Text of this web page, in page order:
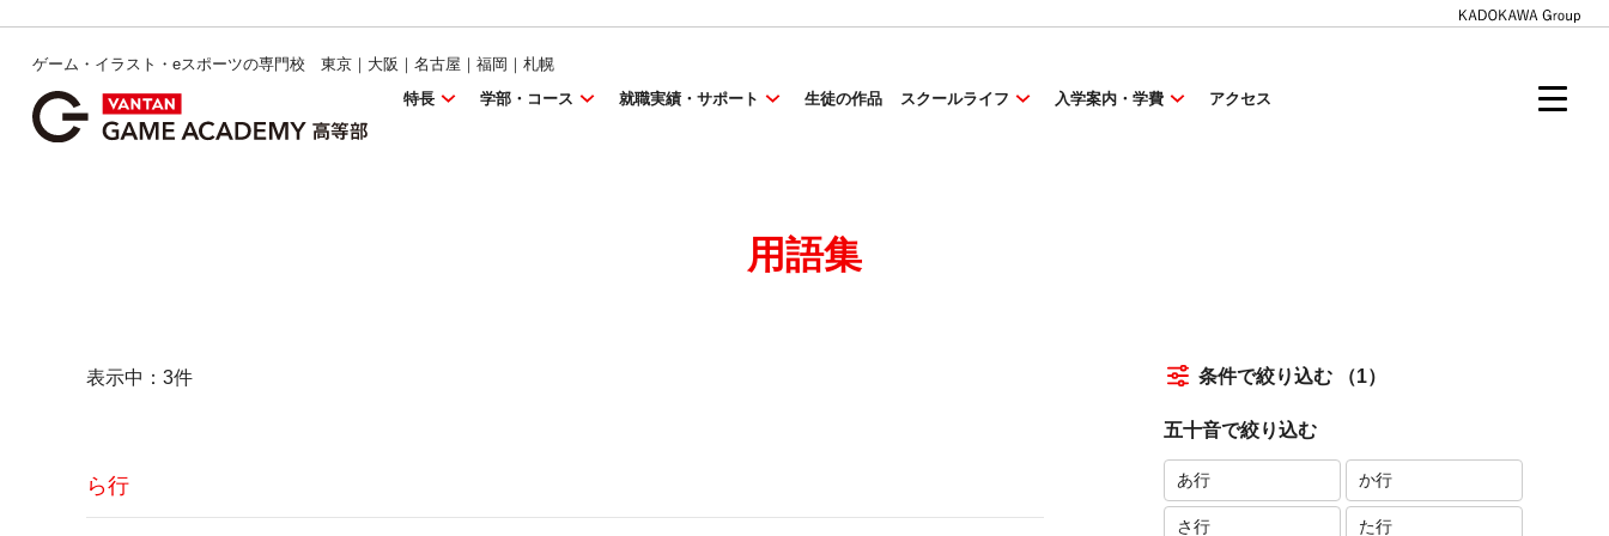
ゲーム・イラスト・eスポーツの専門校 東京｜大阪｜名古屋｜福岡｜札幌
特長
学部・コース 就職実績・サポート 生徒の作品 スクールライフ 入学案内・学費 アクセス
用語集
表示中： 3件
ら行
条件で絞り込む （1）
五十音で絞り込む
あ行 か行
さ行 た行